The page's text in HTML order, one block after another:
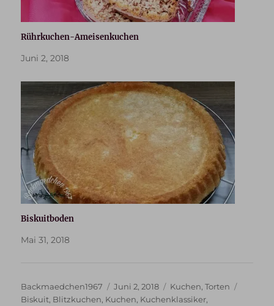
Rührkuchen-Ameisenkuchen
Juni 2, 2018
Biskuitboden
Mai 31, 2018
Autor
Backmaedchen1967
Veröffentlicht
am
Juni 2, 2018 Kategorien
Kuchen,Torten
Biskuit, Blitzkuchen, Kuchen, Kuchenklassiker,